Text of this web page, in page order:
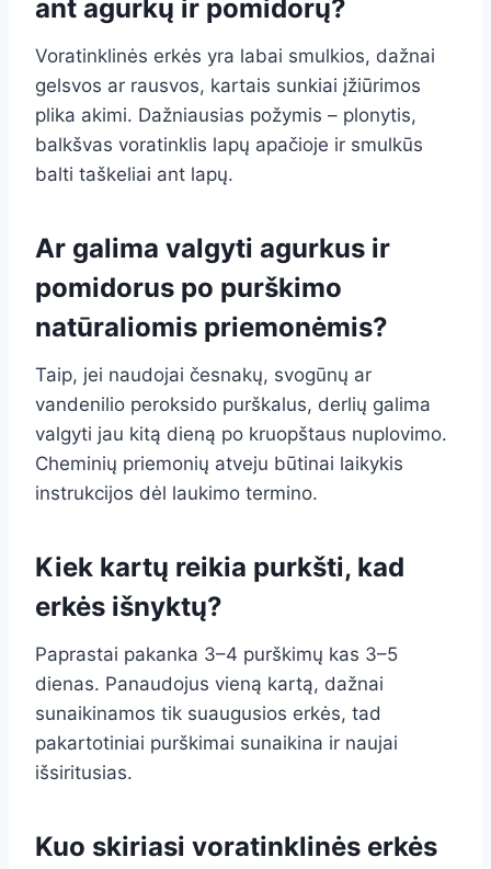
ant agurkų ir pomidorų?
Voratinklinės erkės yra labai smulkios, dažnai
gelsvos ar rausvos, kartais sunkiai įžiūrimos
plika akimi. Dažniausias požymis – plonytis,
balkšvas voratinklis lapų apačioje ir smulkūs
balti taškeliai ant lapų.
Ar galima valgyti agurkus ir
pomidorus po purškimo
natūraliomis priemonėmis?
Taip, jei naudojai česnakų, svogūnų ar
vandenilio peroksido purškalus, derlių galima
valgyti jau kitą dieną po kruopštaus nuplovimo.
Cheminių priemonių atveju būtinai laikykis
instrukcijos dėl laukimo termino.
Kiek kartų reikia purkšti, kad
erkės išnyktų?
Paprastai pakanka 3–4 purškimų kas 3–5
dienas. Panaudojus vieną kartą, dažnai
sunaikinamos tik suaugusios erkės, tad
pakartotiniai purškimai sunaikina ir naujai
išsiritusias.
Kuo skiriasi voratinklinės erkės